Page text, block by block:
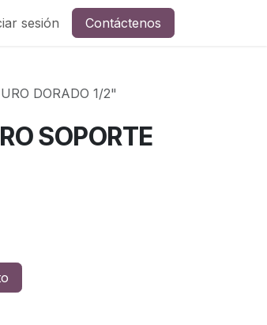
sesión Contáctenos
DORADO 1/2"
SOPORTE